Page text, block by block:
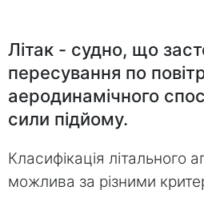
Літак - судно, що
пересування по
аеродинамічного
сили підйому.
Класифікація літального
можлива за різними